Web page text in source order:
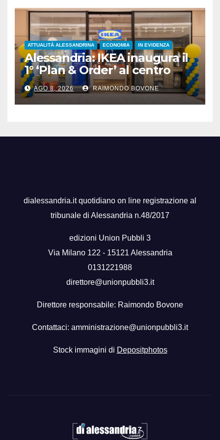
ATTUALITÀ ALESSANDRINA ECONOMIA IN EVIDENZA
Alessandria: IKEA inaugura il
1° ‘Plan & Order’ al centro
commerciale Panorama
AGO 8, 2026 RAIMONDO BOVONE
dialessandria.it quotidiano on line registrazione al
tribunale di Alessandria n.48/2017
edizioni Union Pubbli 3
Via Milano 122 - 15121 Alessandria
0131221988
direttore@unionpubbli3.it
Direttore responsabile: Raimondo Bovone
Contattaci: amministrazione@unionpubbli3.it
Stock immagini di Depositphotos